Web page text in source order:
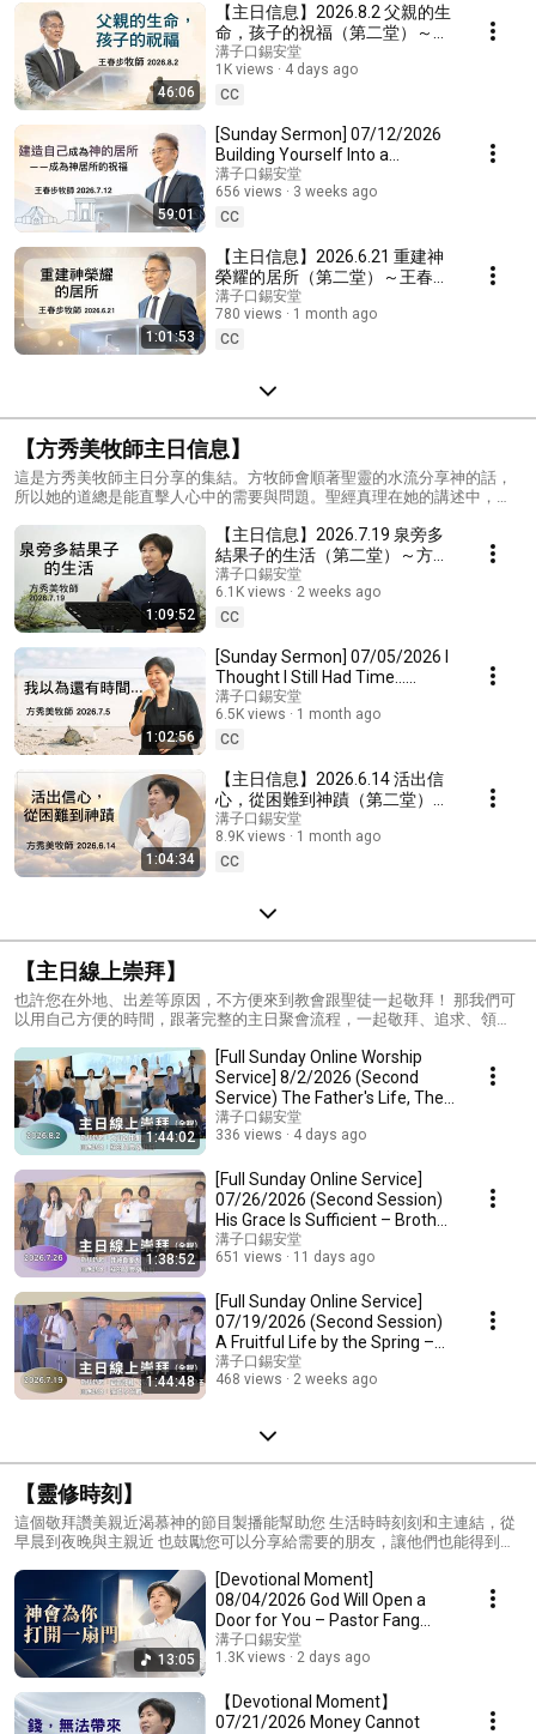
46:06
【主日信息】2026.8.2 父親的生
命，孩子的祝福（第二堂）～王
春步牧師 (基督教溝子口錫安
堂）
溝子口錫安堂
1K views
4 days ago
CC
59:01
[Sunday Sermon] 07/12/2026
Building Yourself Into a
Dwelling Place for God—The
Blessings of Being...
溝子口錫安堂
656 views
3 weeks ago
CC
1:01:53
【主日信息】2026.6.21 重建神
榮耀的居所（第二堂）～王春步
牧師 (基督教溝子口錫安堂）
溝子口錫安堂
780 views
1 month ago
CC
【方秀美牧師主日信息】
這是方秀美牧師主日分享的集結。方牧師會順著聖靈的水流分享神的話，
所以她的道總是能直擊人心中的需要與問題。聖經真理在她的講述中，非
驗與問題，讓我們學習用神的角度來思考、面對！
1:09:52
【主日信息】2026.7.19 泉旁多
結果子的生活（第二堂）～方秀
美牧師基督教溝子口錫安堂）
溝子口錫安堂
6.1K views
2 weeks ago
CC
1:02:56
[Sunday Sermon] 07/05/2026 I
Thought I Still Had Time...
(Second Service) - Pastor Fang
Hsiu-mei,...
溝子口錫安堂
6.5K views
1 month ago
CC
1:04:34
【主日信息】2026.6.14 活出信
心，從困難到神蹟（第二堂）～
方秀美牧師（基督教溝子口錫安
堂）
溝子口錫安堂
8.9K views
1 month ago
CC
【主日線上崇拜】
也許您在外地、出差等原因，不方便來到教會跟聖徒一起敬拜！ 那我們可
以用自己方便的時間，跟著完整的主日聚會流程，一起敬拜、追求、領受
1:44:02
[Full Sunday Online Worship
Service] 8/2/2026 (Second
Service) The Father's Life, The
Child's Ble...
溝子口錫安堂
336 views
4 days ago
1:38:52
[Full Sunday Online Service]
07/26/2026 (Second Session)
His Grace Is Sufficient – Brother
Yu-Chi...
溝子口錫安堂
651 views
11 days ago
1:44:48
[Full Sunday Online Service]
07/19/2026 (Second Session)
A Fruitful Life by the Spring –
Pastor F...
溝子口錫安堂
468 views
2 weeks ago
【靈修時刻】
這個敬拜讚美親近渴慕神的節目製播能幫助您 生活時時刻刻和主連結，從
早晨到夜晚與主親近 也鼓勵您可以分享給需要的朋友，讓他們也能得到幫
13:05
[Devotional Moment]
08/04/2026 God Will Open a
Door for You – Pastor Fang
Hsiu-mei (Christian Gou...
溝子口錫安堂
1.3K views
2 days ago
【Devotional Moment】
07/21/2026 Money Cannot